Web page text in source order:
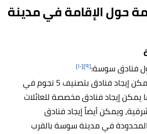
حول الإقامة في مدينة
فنادق سوسة:[٩] [١٠]
يمكن إيجاد فنادق بتصنيف 5 نجوم في
يمكن إيجاد فنادق مخصصة للعائلات
ويمكن أيضاً إيجاد فنادق
المحدودة في مدينة سوسة بالقرب